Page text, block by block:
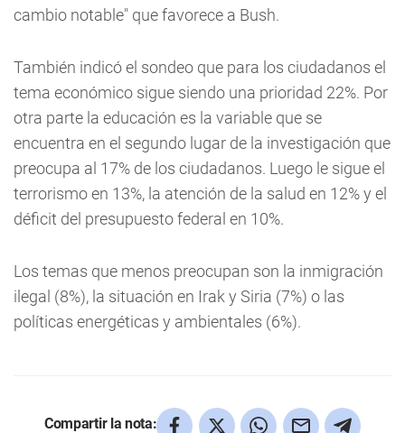
cambio notable" que favorece a Bush.
También indicó el sondeo que para los ciudadanos el
tema económico sigue siendo una prioridad 22%. Por
otra parte la educación es la variable que se
encuentra en el segundo lugar de la investigación que
preocupa al 17% de los ciudadanos. Luego le sigueel
terrorismo en 13%, la atención de la salud en 12% y el
déficit del presupuesto federal en 10%.
Los temas que menos preocupan son la inmigración
ilegal (8%), la situación en Irak y Siria (7%) o las
políticas energéticas y ambientales (6%).
Compartir la nota: